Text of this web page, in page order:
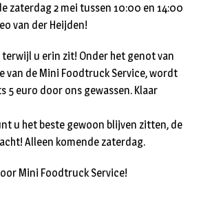
zaterdag 2 mei tussen 10:00 en 14:00
van der Heijden!
terwijl u erin zit! Onder het genot van
van de Mini Foodtruck Service, wordt
5 euro door ons gewassen. Klaar
u het beste gewoon blijven zitten, de
Alleen komende zaterdag.
Mini Foodtruck Service!